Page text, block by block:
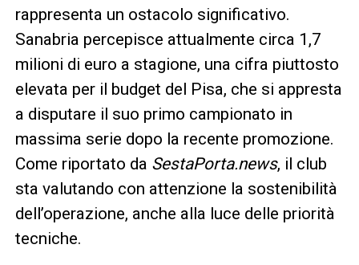
rappresenta un ostacolo significativo.
Sanabria percepisce attualmente circa 1,7
milioni di euro a stagione, una cifra piuttosto
elevata per il budget del Pisa, che si appresta
a disputare il suo primo campionato in
massima serie dopo la recente promozione.
Come riportato da SestaPorta.news, il club
sta valutando con attenzione la sostenibilità
dell’operazione, anche alla luce delle priorità
tecniche.